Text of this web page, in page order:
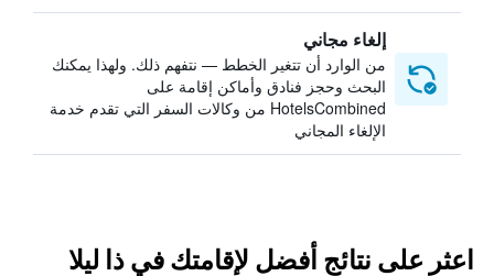
إلغاء مجاني
من الوارد أن تتغير الخطط — نتفهم ذلك. ولهذا يمكنك
البحث وحجز فنادق وأماكن إقامة على
HotelsCombined من وكالات السفر التي تقدم خدمة
الإلغاء المجاني
اعثر على نتائج أفضل لإقامتك في ذا ليلا